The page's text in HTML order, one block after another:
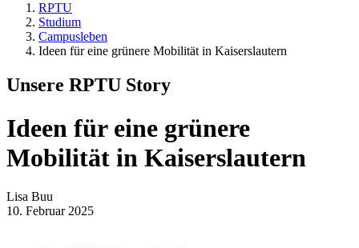
RPTU
Studium
Campusleben
Ideen für eine grünere Mobilität in Kaiserslautern
Unsere RPTU Story
Ideen für eine grünere
Mobilität in Kaiserslautern
Lisa Buu
10. Februar 2025